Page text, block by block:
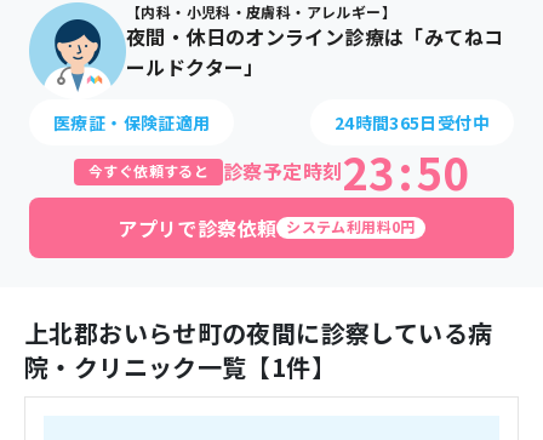
【内科・小児科・皮膚科・アレルギー】
夜間・休日のオンライン診療は「みてねコ
ールドクター」
医療証・保険証適用 24時間365日受付中
今すぐ依頼すると 診察予定時刻23:50
アプリで診察依頼 システム利用料0円
上北郡おいらせ町の夜間に診察している病
院・クリニック一覧【1件】